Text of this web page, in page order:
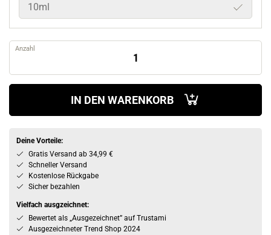
10ml
Anzahl
IN DEN WARENKORB
Deine Vorteile:
Gratis Versand ab 34,99 €
Schneller Versand
Kostenlose Rückgabe
Sicher bezahlen
Vielfach ausgzeichnet:
Bewertet als „Ausgezeichnet” auf Trustami
Ausgezeichneter Trend Shop 2024